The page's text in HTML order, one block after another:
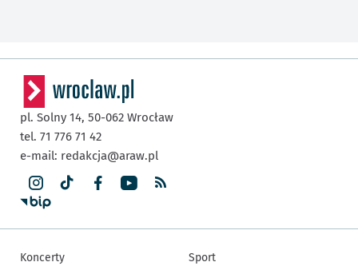
pl. Solny 14, 50-062 Wrocław
tel. 71 776 71 42
e-mail: redakcja@araw.pl
Koncerty Sport